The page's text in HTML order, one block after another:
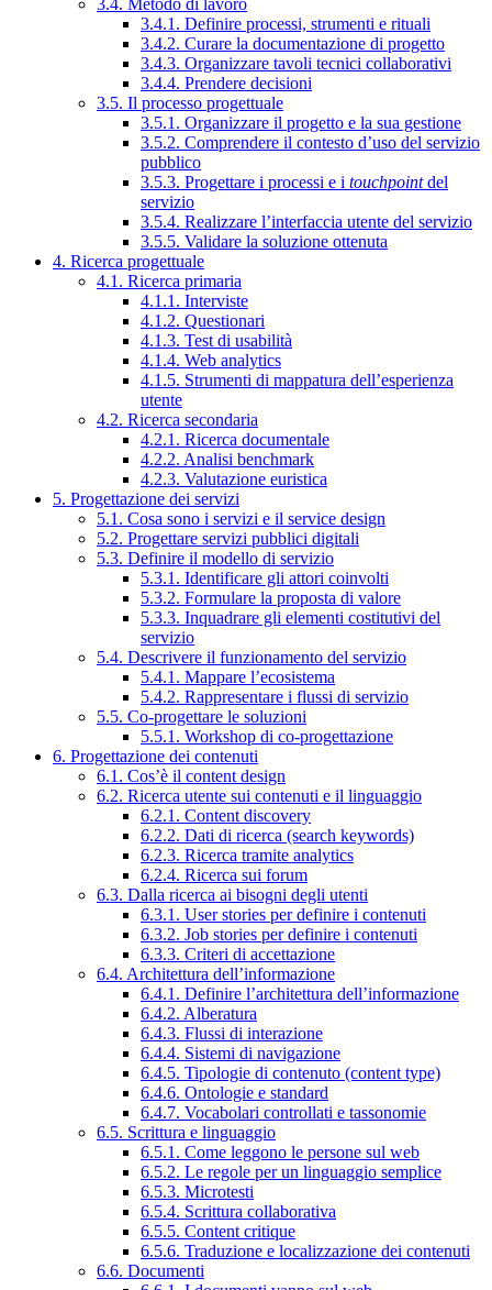
3.4. Metodo di lavoro
3.4.1. Definire processi, strumenti e rituali
3.4.2. Curare la documentazione di progetto
3.4.3. Organizzare tavoli tecnici collaborativi
3.4.4. Prendere decisioni
3.5. Il processo progettuale
3.5.1. Organizzare il progetto e la sua gestione
3.5.2. Comprendere il contesto d’uso del servizio
pubblico
3.5.3. Progettare i processi e i touchpointdel
servizio
3.5.4. Realizzare l’interfaccia utente del servizio
3.5.5. Validare la soluzione ottenuta
4. Ricerca progettuale
4.1. Ricerca primaria
4.1.1. Interviste
4.1.2. Questionari
4.1.3. Test di usabilità
4.1.4. Web analytics
4.1.5. Strumenti di mappatura dell’esperienza
utente
4.2. Ricerca secondaria
4.2.1. Ricerca documentale
4.2.2. Analisi benchmark
4.2.3. Valutazione euristica
5. Progettazione dei servizi
5.1. Cosa sono i servizi e il service design
5.2. Progettare servizi pubblici digitali
5.3. Definire il modello di servizio
5.3.1. Identificare gli attori coinvolti
5.3.2. Formulare la proposta di valore
5.3.3. Inquadrare gli elementi costitutivi del
servizio
5.4. Descrivere il funzionamento del servizio
5.4.1. Mappare l’ecosistema
5.4.2. Rappresentare i flussi di servizio
5.5. Co-progettare le soluzioni
5.5.1. Workshop di co-progettazione
6. Progettazione dei contenuti
6.1. Cos’è il content design
6.2. Ricerca utente sui contenuti e il linguaggio
6.2.1. Content discovery
6.2.2. Dati di ricerca (search keywords)
6.2.3. Ricerca tramite analytics
6.2.4. Ricerca sui forum
6.3. Dalla ricerca ai bisogni degli utenti
6.3.1. User stories per definire i contenuti
6.3.2. Job stories per definire i contenuti
6.3.3. Criteri di accettazione
6.4. Architettura dell’informazione
6.4.1. Definire l’architettura dell’informazione
6.4.2. Alberatura
6.4.3. Flussi di interazione
6.4.4. Sistemi di navigazione
6.4.5. Tipologie di contenuto (content type)
6.4.6. Ontologie e standard
6.4.7. Vocabolari controllati e tassonomie
6.5. Scrittura e linguaggio
6.5.1. Come leggono le persone sul web
6.5.2. Le regole per un linguaggio semplice
6.5.3. Microtesti
6.5.4. Scrittura collaborativa
6.5.5. Content critique
6.5.6. Traduzione e localizzazione dei contenuti
6.6. Documenti